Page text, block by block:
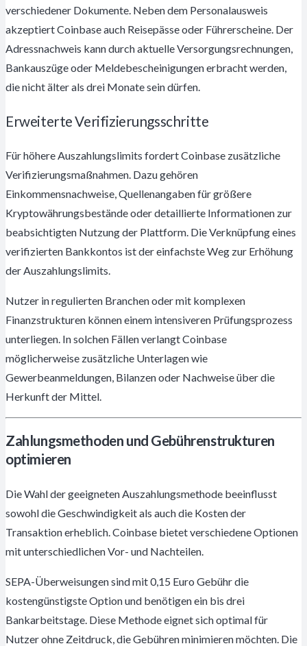
verschiedener Dokumente. Neben dem Personalausweis
akzeptiert Coinbase auch Reisepässe oder Führerscheine. Der
Adressnachweis kann durch aktuelle Versorgungsrechnungen,
Bankauszüge oder Meldebescheinigungen erbracht werden,
die nicht älter als drei Monate sein dürfen.
Erweiterte Verifizierungsschritte
Für höhere Auszahlungslimits fordert Coinbase zusätzliche
Verifizierungsmaßnahmen. Dazu gehören
Einkommensnachweise, Quellenangaben für größere
Kryptowährungsbestände oder detaillierte Informationen zur
beabsichtigten Nutzung der Plattform. Die Verknüpfung eines
verifizierten Bankkontos ist der einfachste Weg zur Erhöhung
der Auszahlungslimits.
Nutzer in regulierten Branchen oder mit komplexen
Finanzstrukturen können einem intensiveren Prüfungsprozess
unterliegen. In solchen Fällen verlangt Coinbase
möglicherweise zusätzliche Unterlagen wie
Gewerbeanmeldungen, Bilanzen oder Nachweise über die
Herkunft der Mittel.
Zahlungsmethoden und Gebührenstrukturen
optimieren
Die Wahl der geeigneten Auszahlungsmethode beeinflusst
sowohl die Geschwindigkeit als auch die Kosten der
Transaktion erheblich. Coinbase bietet verschiedene Optionen
mit unterschiedlichen Vor- und Nachteilen.
SEPA-Überweisungen sind mit 0,15 Euro Gebühr die
kostengünstigste Option und benötigen ein bis drei
Bankarbeitstage. Diese Methode eignet sich optimal für
Nutzer ohne Zeitdruck, die Gebühren minimieren möchten. Die